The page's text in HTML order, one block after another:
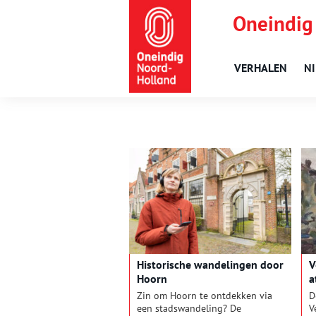
VERHALEN
Historische wandelingen door
Hoorn
Zin om Hoorn te ontdekken via
een stadswandeling? De